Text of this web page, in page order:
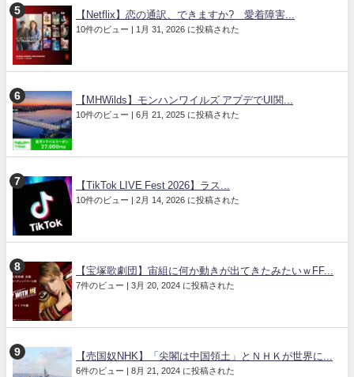
【Netflix】恋の通訳、できますか? 愛着障害...
10件のビュー 1月 31, 2026 に投稿された
【MHWilds】モンハンワイルズ アプデでUI関...
10件のビュー 6月 21, 2025 に投稿された
【TikTok LIVE Fest 2026】ラス...
10件のビュー 2月 14, 2026 に投稿された
【宝塚歌劇団】宙組に何か動きが出てきたみたいｗFF...
7件のビュー 3月 20, 2024 に投稿された
【売国奴NHK】「尖閣は中国領土」とＮＨＫが世界に...
6件のビュー 8月 21, 2024 に投稿された